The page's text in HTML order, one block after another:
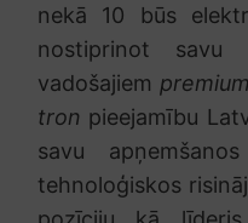
nekā 10 būs
nostiprinot
vadošajiem premium
tron pieejamību
savu
tehnoloģiskos